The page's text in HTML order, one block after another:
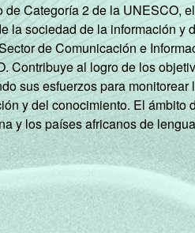
de Estudos para o
– TIC Kids Online Brasil 2017.
Categoría 2 de la UNESCO, el
la sociedad de la información y
de Comunicación e
Contribuye al logro de los
sus esfuerzos para monitorear
y del conocimiento. El ámbito
y los países africanos de lengua